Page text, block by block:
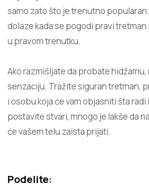
samo zato što je trenutno
dolaze kada se pogodi pravi
u pravom trenutku.
Ako razmišljate da probate
senzaciju. Tražite siguran tretman,
i osobu koja će vam objasniti šta radi
postavite stvari, mnogo je lakše da
će vašem telu zaista prijati.
Podelite: